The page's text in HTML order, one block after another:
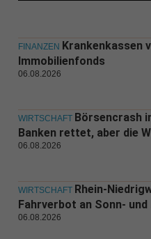
FINANZEN Krankenkassen
Immobilienfonds
06.08.2026
WIRTSCHAFT Börsencrash
Banken rettet, aber die
06.08.2026
WIRTSCHAFT Rhein-
Fahrverbot an Sonn-
06.08.2026